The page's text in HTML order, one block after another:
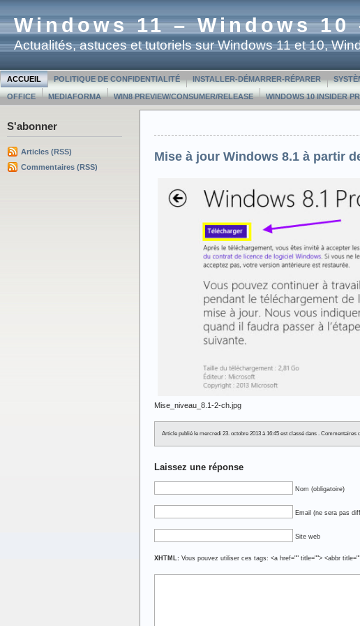
Windows 11 – Windows
Actualités, astuces et tutoriels sur Windows 11 et 10,
ACCUEIL POLITIQUE DE CONFIDENTIALITÉ INSTALLER-DÉMARRER-RÉPARER
OFFICE MEDIAFORMA WIN8 PREVIEW/CONSUMER/RELEASE WINDOWS 10 INSIDER
S'abonner
Articles (RSS)
Commentaires (RSS)
Mise à jour Windows 8.1 à partir
Mise_niveau_8.1-2-ch.jpg
Article publié le mercredi 23. octobre 2013 à 16:45 est classé dans . Commentaires
Laissez une réponse
Nom (obligatoire)
Email (ne sera pas
Site web
XHTML: Vous pouvez utiliser ces tags: <a href="" title=""> <abbr